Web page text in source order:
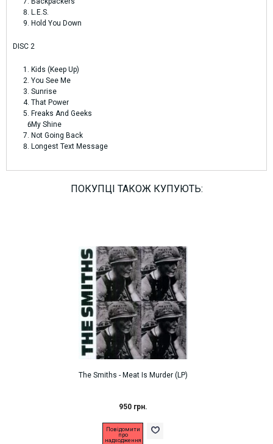
L.E.S.
Hold You Down
DISC 2
Kids (Keep Up)
You See Me
Sunrise
That Power
Freaks And Geeks
My Shine
Not Going Back
Longest Text Message
ПОКУПЦІ ТАКОЖ КУПУЮТЬ:
The Smiths - Meat Is Murder (LP)
950 грн.
Повідомити
про
надходження